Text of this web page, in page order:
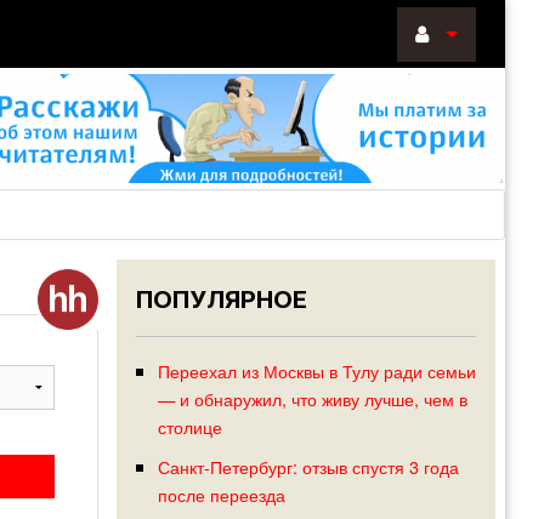
Войти
ПОПУЛЯРНОЕ
Переехал из Москвы в Тулу ради семьи
— и обнаружил, что живу лучше, чем в
столице
Санкт-Петербург: отзыв спустя 3 года
после переезда